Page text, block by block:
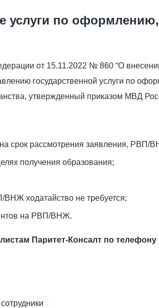
услуги по
от 15.11.2022 № 860 “О
государственной услуги по
утвержденный приказом МВД
срок рассмотрения заявления, РВП/
получения образования;
ходатайство не требуется;
на РВП/ВНЖ.
Паритет-Консалт по телефону